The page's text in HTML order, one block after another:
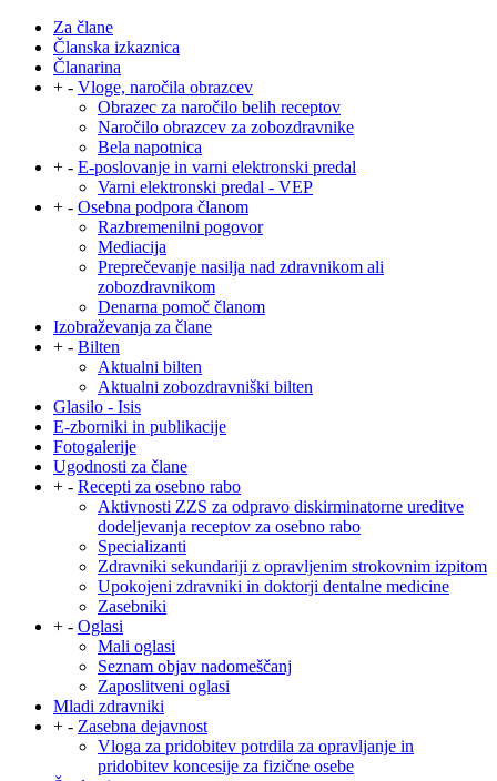
Za člane
Članska izkaznica
Članarina
+ - Vloge, naročila obrazcev
Obrazec za naročilo belih receptov
Naročilo obrazcev za zobozdravnike
Bela napotnica
+ - E-poslovanje in varni elektronski predal
Varni elektronski predal - VEP
+ - Osebna podpora članom
Razbremenilni pogovor
Mediacija
Preprečevanje nasilja nad zdravnikom ali
zobozdravnikom
Denarna pomoč članom
Izobraževanja za člane
+ - Bilten
Aktualni bilten
Aktualni zobozdravniški bilten
Glasilo - Isis
E-zborniki in publikacije
Fotogalerije
Ugodnosti za člane
+ - Recepti za osebno rabo
Aktivnosti ZZS za odpravo diskirminatorne ureditve
dodeljevanja receptov za osebno rabo
Specializanti
Zdravniki sekundariji z opravljenim strokovnim izpitom
Upokojeni zdravniki in doktorji dentalne medicine
Zasebniki
+ - Oglasi
Mali oglasi
Seznam objav nadomeščanj
Zaposlitveni oglasi
Mladi zdravniki
+ - Zasebna dejavnost
Vloga za pridobitev potrdila za opravljanje in
pridobitev koncesije za fizične osebe